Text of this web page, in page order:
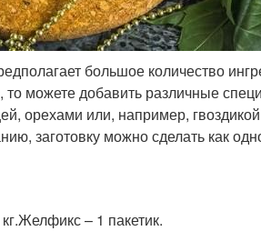
большое количество
то можете добавить различные
орехами или, например,
заготовку можно сделать как
– 1 пакетик.